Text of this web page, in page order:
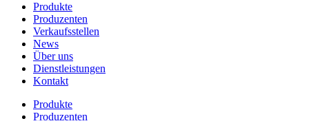
Produkte
Produzenten
Verkaufsstellen
News
Über uns
Dienstleistungen
Kontakt
Produkte
Produzenten